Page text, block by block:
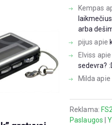
Kempas
arba
pijus apie
Elviss apie
sedevra?
Milda apie
Reklama:
Paslaugos |